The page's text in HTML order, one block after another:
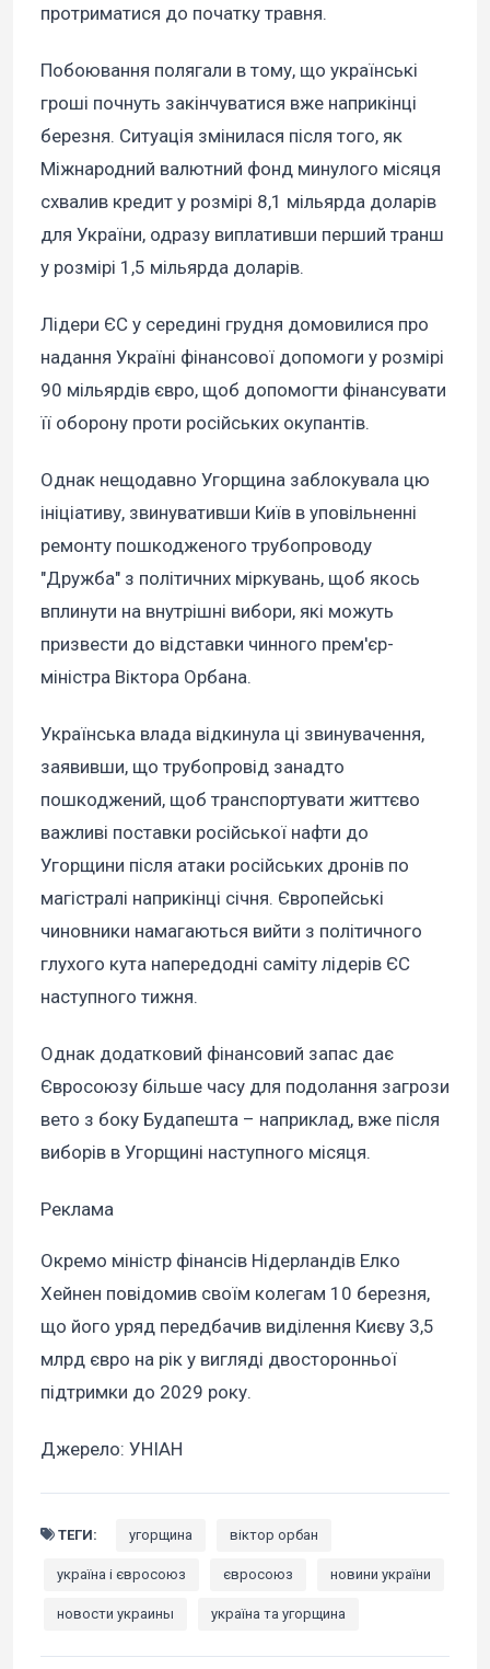
протриматися до початку травня.
Побоювання полягали в тому, що українські
гроші почнуть закінчуватися вже наприкінці
березня. Ситуація змінилася після того, як
Міжнародний валютний фонд минулого місяця
схвалив кредит у розмірі 8,1 мільярда доларів
для України, одразу виплативши перший транш
у розмірі 1,5 мільярда доларів.
Лідери ЄС у середині грудня домовилися про
надання Україні фінансової допомоги у розмірі
90 мільярдів євро, щоб допомогти фінансувати
її оборону проти російських окупантів.
Однак нещодавно Угорщина заблокувала цю
ініціативу, звинувативши Київ в уповільненні
ремонту пошкодженого трубопроводу
"Дружба" з політичних міркувань, щоб якось
вплинути на внутрішні вибори, які можуть
призвести до відставки чинного прем'єр-
міністра Віктора Орбана.
Українська влада відкинула ці звинувачення,
заявивши, що трубопровід занадто
пошкоджений, щоб транспортувати життєво
важливі поставки російської нафти до
Угорщини після атаки російських дронів по
магістралі наприкінці січня. Європейські
чиновники намагаються вийти з політичного
глухого кута напередодні саміту лідерів ЄС
наступного тижня.
Однак додатковий фінансовий запас дає
Євросоюзу більше часу для подолання загрози
вето з боку Будапешта – наприклад, вже після
виборів в Угорщині наступного місяця.
Реклама
Окремо міністр фінансів Нідерландів Елко
Хейнен повідомив своїм колегам 10 березня,
що його уряд передбачив виділення Києву 3,5
млрд євро на рік у вигляді двосторонньої
підтримки до 2029 року.
Джерело: УНІАН
ТЕГИ: угорщина віктор орбан
україна і євросоюз євросоюз новини україни
новости украины україна та угорщина